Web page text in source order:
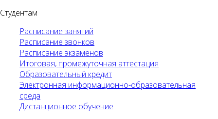
Студентам
Расписание занятий
Расписание звонков
Расписание экзаменов
Итоговая, промежуточная аттестация
Образовательный кредит
Электронная информационно-образовательная
среда
Дистанционное обучение